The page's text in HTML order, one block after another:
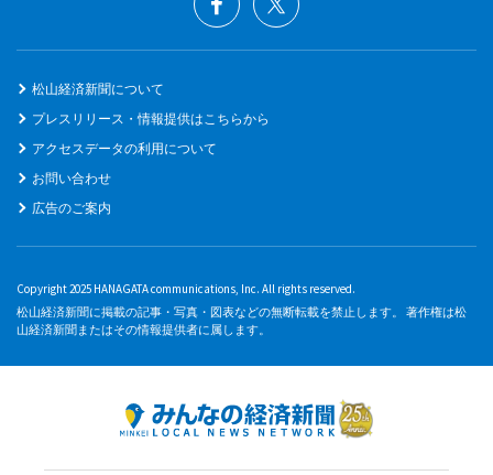
松山経済新聞について
プレスリリース・情報提供はこちらから
アクセスデータの利用について
お問い合わせ
広告のご案内
Copyright 2025 HANAGATA communications, Inc. All rights reserved.
松山経済新聞に掲載の記事・写真・図表などの無断転載を禁止します。 著作権は松
山経済新聞またはその情報提供者に属します。